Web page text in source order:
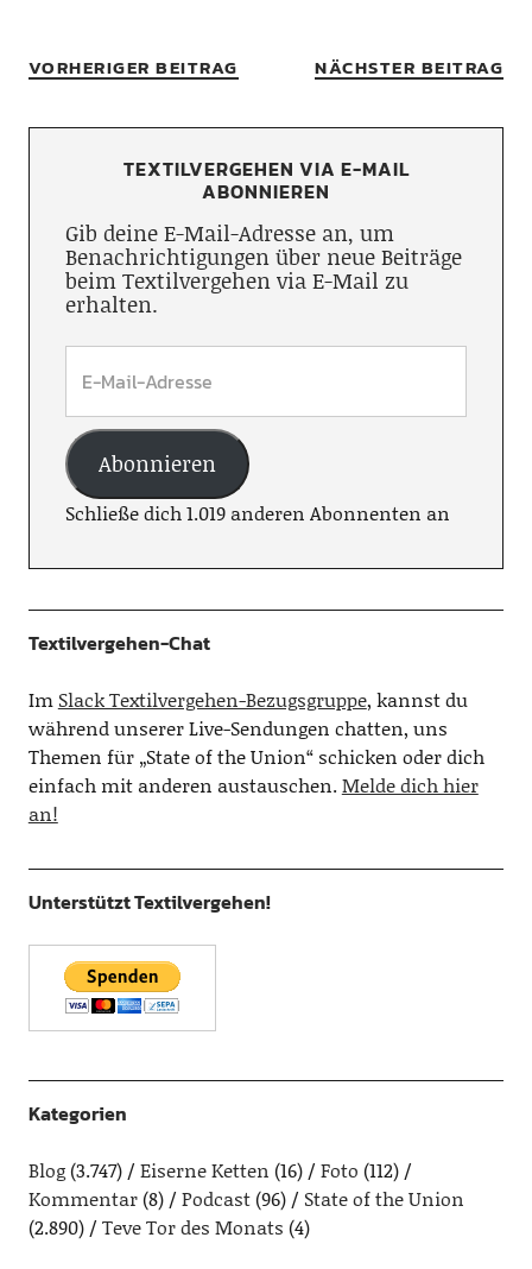
VORHERIGER BEITRAG NÄCHSTER BEITRAG
TEXTILVERGEHEN VIA E-MAIL
ABONNIEREN
Gib deine E-Mail-Adresse an, um
Benachrichtigungen über neue Beiträge
beim Textilvergehen via E-Mail zu
erhalten.
Abonnieren
Schließe dich 1.019 anderen Abonnenten an
Textilvergehen-Chat
Im Slack Textilvergehen-Bezugsgruppe, kannst du
während unserer Live-Sendungen chatten, uns
Themen für „State of the Union“ schicken oder dich
einfach mit anderen austauschen.Melde dich hier
an!
Unterstützt Textilvergehen!
Kategorien
Blog(3.747) Eiserne Ketten (16) Foto (112)
Kommentar(8) Podcast(96)
State of the Union
(2.890)
Teve Tor des Monats (4)